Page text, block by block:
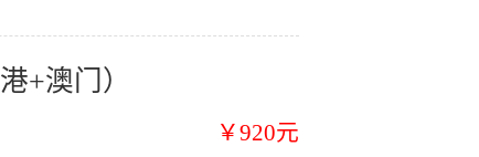
+澳门）
￥920元